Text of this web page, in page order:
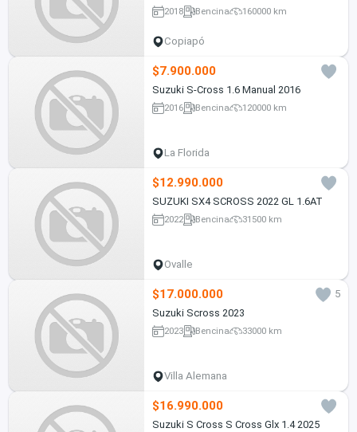
2018 Bencina 160000 km
Copiapó
$7.900.000
Suzuki S-Cross 1.6 Manual 2016
2016 Bencina 120000 km
La Florida
$12.990.000
SUZUKI SX4 SCROSS 2022 GL 1.6AT
2022 Bencina 31500 km
Ovalle
$17.000.000
5
Suzuki Scross 2023
2023 Bencina 33000 km
Villa Alemana
$16.990.000
Suzuki S Cross S Cross Glx 1.4 2025